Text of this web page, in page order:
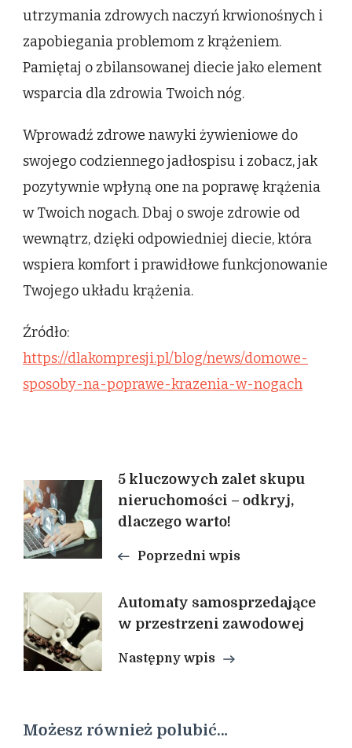
utrzymania zdrowych naczyń krwionośnych i
zapobiegania problemom z krążeniem.
Pamiętaj o zbilansowanej diecie jako element
wsparcia dla zdrowia Twoich nóg.
Wprowadź zdrowe nawyki żywieniowe do
swojego codziennego jadłospisu i zobacz, jak
pozytywnie wpłyną one na poprawę krążenia
w Twoich nogach. Dbaj o swoje zdrowie od
wewnątrz, dzięki odpowiedniej diecie, która
wspiera komfort i prawidłowe funkcjonowanie
Twojego układu krążenia.
Źródło:
https://dlakompresji.pl/blog/news/domowe-
sposoby-na-poprawe-krazenia-w-nogach
Nawigacja
wpisu
5 kluczowych zalet skupu
nieruchomości – odkryj,
dlaczego warto!
Poprzedni wpis
Automaty samosprzedające
w przestrzeni zawodowej
Następny wpis
Możesz również polubić…